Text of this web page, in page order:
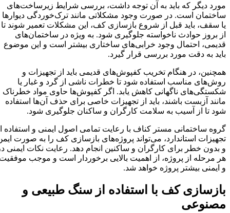
مورد دیگر که باید به آن توجه داشت، بررسی شرایط زیرساخت‌های
ساختمان است. در صورت وجود مشکلاتی مانند ترک‌خوردگی دیوارها
یا سقف، باید قبل از شروع بازسازی کف، این مشکلات تعمیر شوند تا
از بروز حوادث ناخواسته جلوگیری شود. به ویژه در ساختمان‌های
قدیمی، احتمال وجود خرابی‌های ساختاری بیشتر است و این موضوع
باید به دقت مورد بررسی قرار گیرد.
همچنین، در هنگام تخریب کفپوش‌های قدیمی باید از تجهیزات و
روش‌های مناسب استفاده شود تا خطرات ناشی از گرد و غبار یا
شکستگی‌های ناگهانی کاهش یابد. اگر کفپوش‌ها حاوی مواد خطرناک
مانند آزبست باشند، باید از تجهیزات خاصی برای حذف آن‌ها استفاده
شود تا از آسیب به سلامت کارگران و ساکنان جلوگیری شود.
گروه ساختمانی مستر کناف با رعایت تمامی اصول ایمنی و استفاده از
تجهیزات استاندارد، می‌تواند پروژه‌های بازسازی کف را به صورت ایمن
و بدون خطر برای کارگران و ساکنین انجام دهد. رعایت نکات ایمنی در
هر مرحله از پروژه، از اهمیت بالایی برخوردار است و موجب موفقیت
و ایمنی بیشتر پروژه خواهد شد.
بازسازی کف با استفاده از سنگ طبیعی و
مصنوعی